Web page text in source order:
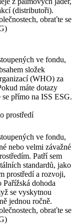
(distributoři).
obraťte se
ve fondu,
složek
(WHO) za
máte dotazy
přímo na ISS ESG.
prostředí
ve fondu,
nebo velmi závažné
Patří sem
standardů, jako
prostředí a rozvoji,
dohoda
se vyskytnou
jednou ročně.
obraťte se